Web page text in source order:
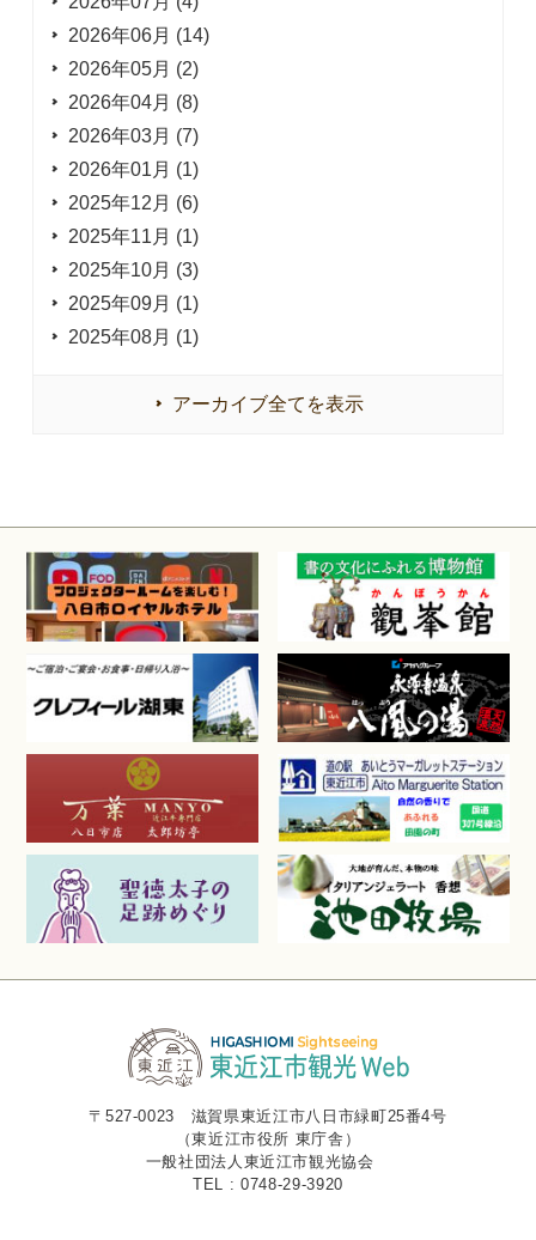
2026年06月 (14)
2026年05月 (2)
2026年04月 (8)
2026年03月 (7)
2026年01月 (1)
2025年12月 (6)
2025年11月 (1)
2025年10月 (3)
2025年09月 (1)
2025年08月 (1)
アーカイブ全てを表示
〒527-0023 滋賀県東近江市八日市緑町25番4号
（東近江市役所 東庁舎）
一般社団法人東近江市観光協会
TEL : 0748-29-3920